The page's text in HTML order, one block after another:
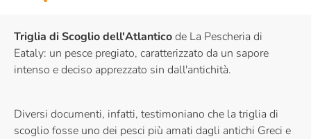
Triglia di Scoglio dell'Atlanticode La Pescheria di
Eataly: un pesce pregiato, caratterizzato da un sapore
intenso e deciso apprezzato sin dall'antichità.
Diversi documenti, infatti, testimoniano che la triglia di
scoglio fosse uno dei pesci più amati dagli antichi Greci e